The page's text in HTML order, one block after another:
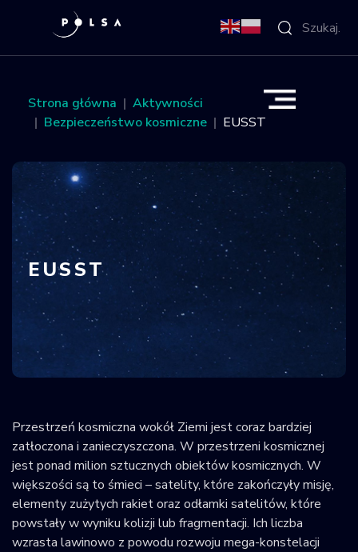
O Agencji
Misja IGNIS
NSIS
Sektor
Polska w
kosmosie
Krajowy Rejestr
Kosmicznych
Strona główna
Aktywności
Bezpieczeństwo kosmiczne
EUSST
EUSST
Przestrzeń kosmiczna wokół Ziemi jest coraz bardziej
zatłoczona i zanieczyszczona. W przestrzeni kosmicznej
jest ponad milion sztucznych obiektów kosmicznych. W
większości są to śmieci – satelity, które zakończyły misję,
elementy zużytych rakiet oraz odłamki satelitów, które
powstały w wyniku kolizji lub fragmentacji. Ich liczba
wzrasta lawinowo z powodu rozwoju mega-konstelacji